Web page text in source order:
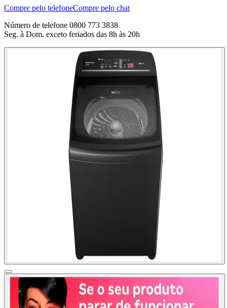
Compre pelo telefoneCompre pelo chat
Número de telefone 0800 773 3838
Seg. à Dom. exceto feriados das 8h às 20h